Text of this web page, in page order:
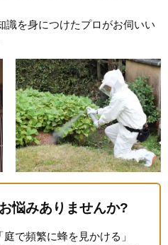
識を身につけたプロがお伺いい
悩みありませんか?
で頻繁に蜂を見かける」